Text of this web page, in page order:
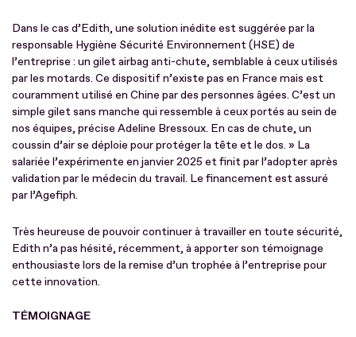
Dans le cas d’Edith, une solution inédite est suggérée par la
responsable Hygiène Sécurité Environnement (HSE) de
l’entreprise : un gilet airbag anti-chute, semblable à ceux utilisés
par les motards. Ce dispositif n’existe pas en France mais est
couramment utilisé en Chine par des personnes âgées. C’est un
simple gilet sans manche qui ressemble à ceux portés au sein de
nos équipes, précise Adeline Bressoux. En cas de chute, un
coussin d’air se déploie pour protéger la tête et le dos. » La
salariée l’expérimente en janvier 2025 et finit par l’adopter après
validation par le médecin du travail. Le financement est assuré
par l’Agefiph.
Très heureuse de pouvoir continuer à travailler en toute sécurité,
Edith n’a pas hésité, récemment, à apporter son témoignage
enthousiaste lors de la remise d’un trophée à l’entreprise pour
cette innovation.
TÉMOIGNAGE